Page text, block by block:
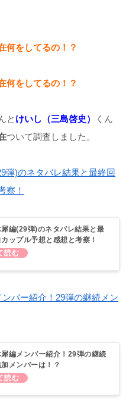
何をしてるの！？
何をしてるの！？
と けいし（三島啓史）
くん
ついて調査しました。
弾)のネタバレ結果と最終回
察！
編(29弾)のネタバレ結果と最
ップル予想と感想と考察！
バー紹介！29弾の継続メン
編メンバー紹介！29弾の継続
メンバーは！？